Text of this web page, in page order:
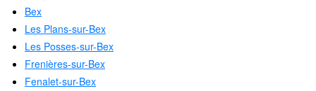
Bex
Les Plans-sur-Bex
Les Posses-sur-Bex
Frenières-sur-Bex
Fenalet-sur-Bex